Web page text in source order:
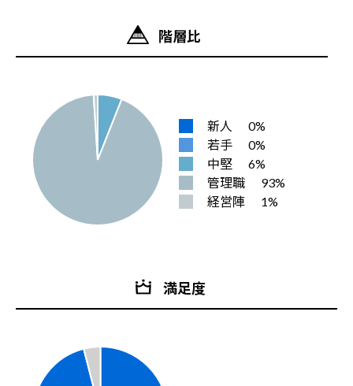
階層比
新人
0%
若手
0%
中堅
6%
管理職
93%
経営陣
1%
満足度